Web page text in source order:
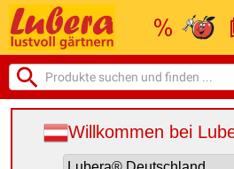
Willkommen bei